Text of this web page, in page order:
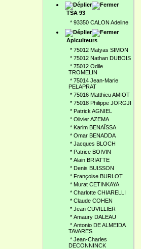
TSA 93
* 93350 CALON Adeline
Apiculteurs
* 75012 Matyas SIMON
* 75012 Nathan DUBOIS
* 75012 Odile
TROMELIN
* 75014 Jean-Marie
PELAPRAT
* 75016 Matthieu AMIOT
* 75018 Philippe JORGJI
* Patrick AGNIEL
* Olivier AZEMA
* Karim BENAÎSSA
* Omar BENADDA
* Jacques BLOCH
* Patrice BOIVIN
* Alain BRIATTE
* Denis BUISSON
* Françoise BURLOT
* Murat CETINKAYA
* Charlotte CHIARELLI
* Claude COHEN
* Jean CUVILLIER
* Amaury DALEAU
* Antonio DE ALMEIDA
TAVARES
* Jean-Charles
DECONNINCK